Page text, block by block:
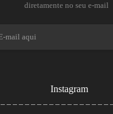
diretamente no seu e-mail
Instagram